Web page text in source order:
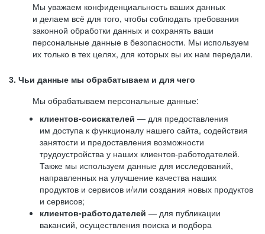
Мы уважаем конфиденциальность ваших данных
и делаем всё для того, чтобы соблюдать требования
законной обработки данных и сохранять ваши
персональные данные в безопасности. Мы используем
их только в тех целях, для которых вы их нам передали.
3. Чьи данные мы обрабатываем и для чего
Мы обрабатываем персональные данные:
клиентов-соискателей — для предоставления
им доступа к функционалу нашего сайта, содействия
занятости и предоставления возможности
трудоустройства у наших клиентов-работодателей.
Также мы используем данные для исследований,
направленных на улучшение качества наших
продуктов и сервисов и/или создания новых продуктов
и сервисов;
клиентов-работодателей — для публикации
вакансий, осуществления поиска и подбора